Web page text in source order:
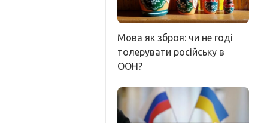
Мова як зброя: чи не годі
толерувати російську в
ООН?